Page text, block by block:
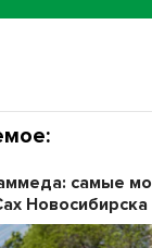
ЕДГ в
самые
Новосибирска